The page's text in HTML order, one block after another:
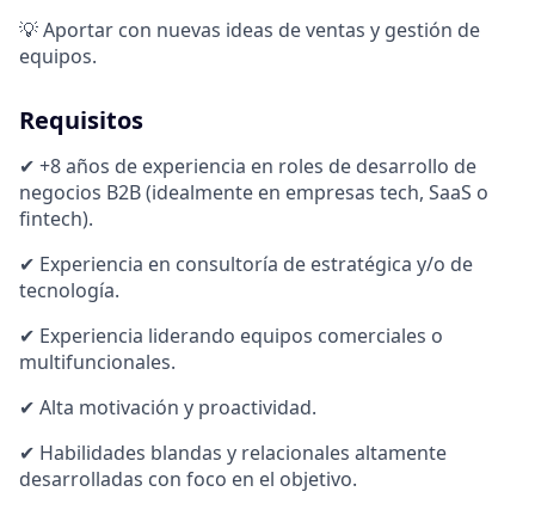
💡 Aportar con nuevas ideas de ventas y gestión de
equipos.
Requisitos
✔ +8 años de experiencia en roles de desarrollo de
negocios B2B (idealmente en empresas tech, SaaS o
fintech).
✔ Experiencia en consultoría de estratégica y/o de
tecnología.
✔ Experiencia liderando equipos comerciales o
multifuncionales.
✔ Alta motivación y proactividad.
✔ Habilidades blandas y relacionales altamente
desarrolladas con foco en el objetivo.